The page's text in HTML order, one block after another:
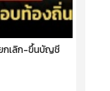
ยกเลิก-ขึ้นบัญชี